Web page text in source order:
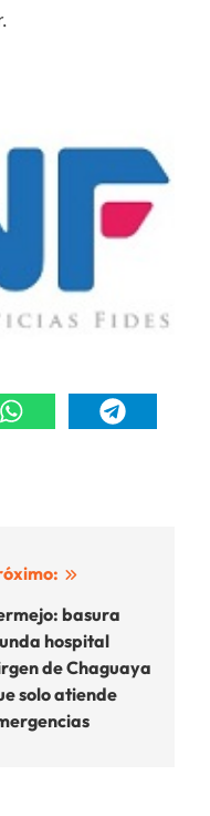
basura
hospital
de Chaguaya
solo atiende